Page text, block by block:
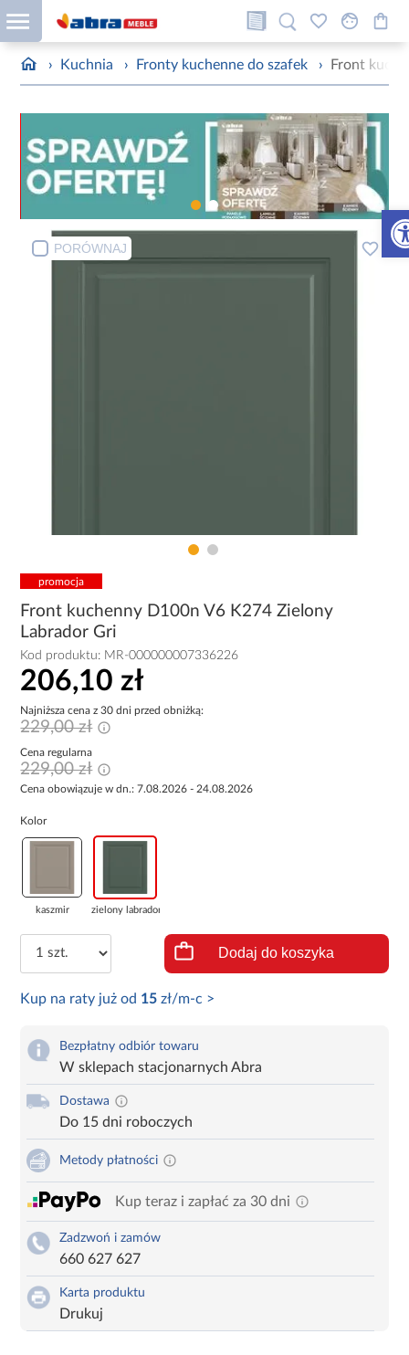
› Kuchnia › Fronty kuchenne do szafek › Front
PORÓWNAJ
promocja
Front kuchenny D100n V6 K274 Zielony
Labrador Gri
Kod produktu: MR-000000007336226
206,10 zł
Najniższa cena z 30 dni przed obniżką:
229,00 zł
Cena regularna
229,00 zł
Cena obowiązuje w dn.: 7.08.2026 - 24.08.2026
Kolor
kaszmir zielony labrador
Dodaj do koszyka
Kup na raty już od 15 zł/m-c >
Bezpłatny odbiór towaru
W sklepach stacjonarnych Abra
Dostawa
Do 15 dni roboczych
Metody płatności
Kup teraz i zapłać za 30 dni
Zadzwoń i zamów
660 627 627
Karta produktu
Drukuj